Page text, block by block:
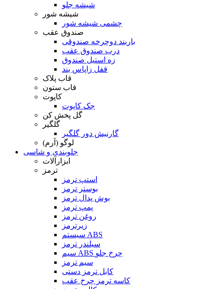
شیشه جلو
شیشه شور
چشمی شیشه شور
صندوق عقب
باربند دوچرخه صندوقی
درب صندوق عقب
زه استیل صندوق
قفل زاپاس بند
قاب پلاک
قاب ستون
کاپوت
جک کاپوت
گل پخش کن
گلگیر
گارنیش دور گلگیر
لوگو (آرم)
جلوبندی و شاسی
ابزارآلات
ترمز
استپ ترمز
بوستر ترمز
بوش پدال ترمز
پمپ ترمز
روغن ترمز
زیرترمز
سیستم ABS
سیلندر ترمز
سیم ABS چرخ جلو
سیم ترمز
کابل ترمز دستی
کاسه ترمز چرخ عقب